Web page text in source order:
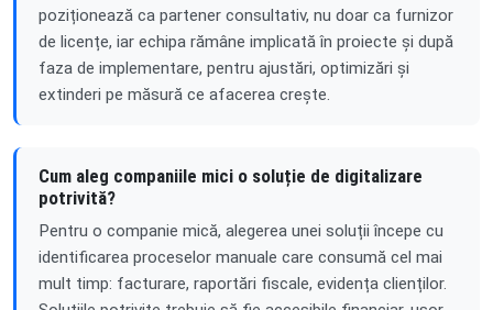
poziționează ca partener consultativ, nu doar ca furnizor
de licențe, iar echipa rămâne implicată în proiecte și după
faza de implementare, pentru ajustări, optimizări și
extinderi pe măsură ce afacerea crește.
Cum aleg companiile mici o soluție de digitalizare
potrivită?
Pentru o companie mică, alegerea unei soluții începe cu
identificarea proceselor manuale care consumă cel mai
mult timp: facturare, raportări fiscale, evidența clienților.